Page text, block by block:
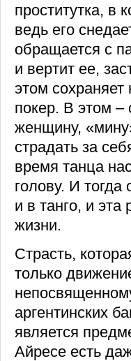
проститутка, в
ведь его
обращается с
и вертит ее,
этом
покер. В этом –
женщину,
страдать за
время танца
голову. И
и в танго, и эта
жизни.
Страсть,
только
аргентинских
является
Айресе есть